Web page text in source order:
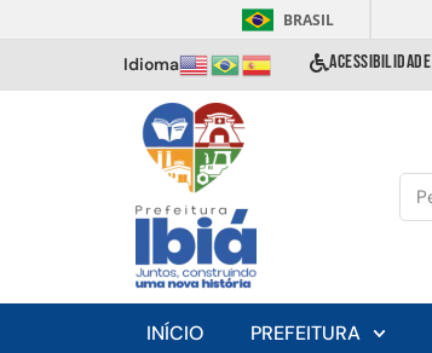
BRASIL
Idioma ACESSIBILIDADE
INÍCIO PREFEITURA